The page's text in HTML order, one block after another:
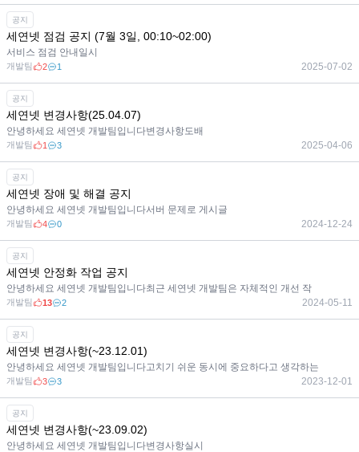
공지
세연넷 점검 공지 (7월 3일, 00:10~02:00)
서비스 점검 안내일시
개발팀 2 1 2025-07-02
공지
세연넷 변경사항(25.04.07)
안녕하세요 세연넷 개발팀입니다변경사항도배
개발팀 1 3 2025-04-06
공지
세연넷 장애 및 해결 공지
안녕하세요 세연넷 개발팀입니다서버 문제로 게시글
개발팀 4 0 2024-12-24
공지
세연넷 안정화 작업 공지
안녕하세요 세연넷 개발팀입니다최근 세연넷 개발팀은 자체적인 개선 작
개발팀 13 2 2024-05-11
공지
세연넷 변경사항(~23.12.01)
안녕하세요 세연넷 개발팀입니다고치기 쉬운 동시에 중요하다고 생각하는
개발팀 3 3 2023-12-01
공지
세연넷 변경사항(~23.09.02)
안녕하세요 세연넷 개발팀입니다변경사항실시